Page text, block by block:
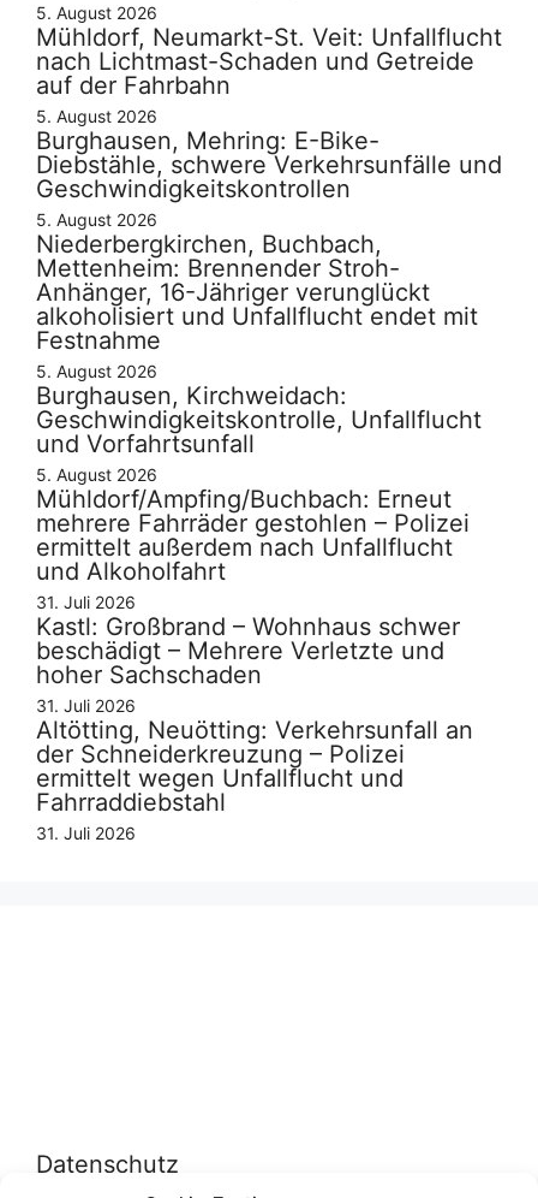
5. August 2026
Mühldorf, Neumarkt-St. Veit: Unfallflucht
nach Lichtmast-Schaden und Getreide
auf der Fahrbahn
5. August 2026
Burghausen, Mehring: E-Bike-
Diebstähle, schwere Verkehrsunfälle und
Geschwindigkeitskontrollen
5. August 2026
Niederbergkirchen, Buchbach,
Mettenheim: Brennender Stroh-
Anhänger, 16-Jähriger verunglückt
alkoholisiert und Unfallflucht endet mit
Festnahme
5. August 2026
Burghausen, Kirchweidach:
Geschwindigkeitskontrolle, Unfallflucht
und Vorfahrtsunfall
5. August 2026
Mühldorf/Ampfing/Buchbach: Erneut
mehrere Fahrräder gestohlen – Polizei
ermittelt außerdem nach Unfallflucht
und Alkoholfahrt
31. Juli 2026
Kastl: Großbrand – Wohnhaus schwer
beschädigt – Mehrere Verletzte und
hoher Sachschaden
31. Juli 2026
Altötting, Neuötting: Verkehrsunfall an
der Schneiderkreuzung – Polizei
ermittelt wegen Unfallflucht und
Fahrraddiebstahl
31. Juli 2026
Datenschutz